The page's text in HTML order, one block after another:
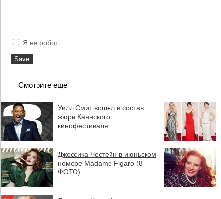
Я не робот
Смотрите еще
Уилл Смит вошел в состав
жюри Каннского
кинофестиваля
Джессика Честейн в июньском
номере Madame Figaro (8
ФОТО)